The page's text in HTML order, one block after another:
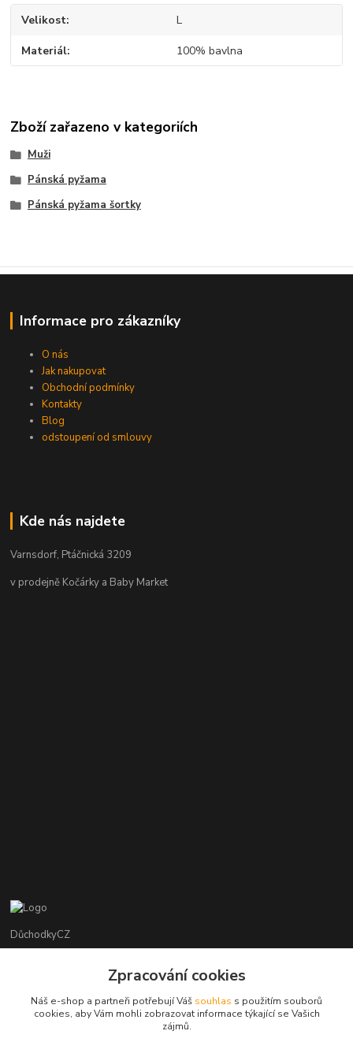
Velikost L
Materiál 100% bavlna
Zboží zařazeno v kategoriích
Muži
Pánská pyžama
Pánská pyžama šortky
Informace pro zákazníky
O nás
Jak nakupovat
Obchodní podmínky
Kontakty
Blog
odstoupení od smlouvy
Kde nás najdete
Varnsdorf, Ptáčnická 3209
v prodejně Kočárky a Baby Market
DůchodkyCZ
+420 412384749
objednavky@duchodky.cz
Zpracování cookies
Náš e-shop a partneři potřebují Váš souhlas s použitím souborů
cookies, aby Vám mohli zobrazovat informace týkající se Vašich
zájmů.